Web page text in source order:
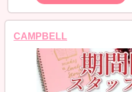
CAMPBELL